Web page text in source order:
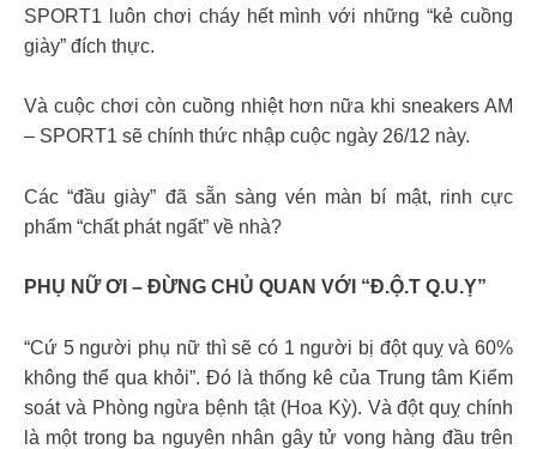
SPORT1 luôn chơi cháy hết mình với những “kẻ cuồng
giày” đích thực.
Và cuộc chơi còn cuồng nhiệt hơn nữa khi sneakers AM
– SPORT1 sẽ chính thức nhập cuộc ngày 26/12 này.
Các “đầu giày” đã sẵn sàng vén màn bí mật, rinh cực
phẩm “chất phát ngất” về nhà?
PHỤ NỮ ƠI – ĐỪNG CHỦ QUAN VỚI “Đ.Ộ.T Q.U.Ỵ”
“Cứ 5 người phụ nữ thì sẽ có 1 người bị đột quỵ và 60%
không thể qua khỏi”. Đó là thống kê của Trung tâm Kiểm
soát và Phòng ngừa bệnh tật (Hoa Kỳ). Và đột quỵ chính
là một trong ba nguyên nhân gây tử vong hàng đầu trên